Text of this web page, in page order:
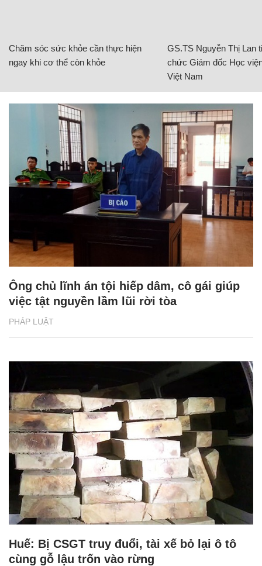
Chăm sóc sức khỏe cần thực hiện
ngay khi cơ thể còn khỏe
GS.TS Nguyễn Thị Lan
chức Giám đốc Học
Việt Nam
PHÁP LUẬT
Ông chủ lĩnh án tội hiếp dâm, cô gái giúp
việc tật nguyền lầm lũi rời tòa
Huế: Bị CSGT truy đuổi, tài xế bỏ lại ô tô
cùng gỗ lậu trốn vào rừng